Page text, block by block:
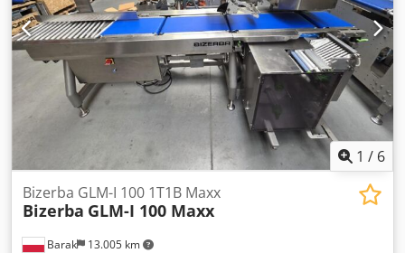
1 / 6
Barak 13.005 km
Bizerba GLM-I 100 1T1B Maxx
Bizerba GLM-I 100 Maxx